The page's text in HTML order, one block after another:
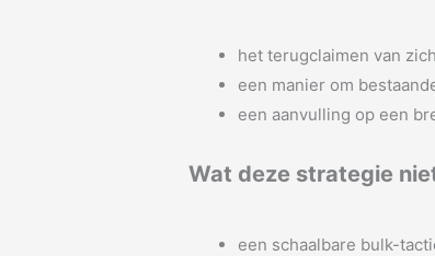
het terugclaimen van
een manier om
een aanvulling op een
Wat deze strategie
een schaalbare bulk-